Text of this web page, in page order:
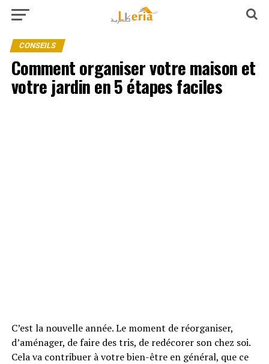
CONSEILS
Comment organiser votre maison et
votre jardin en 5 étapes faciles
C’est la nouvelle année. Le moment de réorganiser,
d’aménager, de faire des tris, de redécorer son chez soi.
Cela va contribuer à votre bien-être en général, que ce